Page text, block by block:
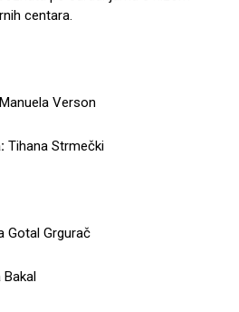
centara.
Verson
Tihana Strmečki
Gotal Grgurač
Bakal